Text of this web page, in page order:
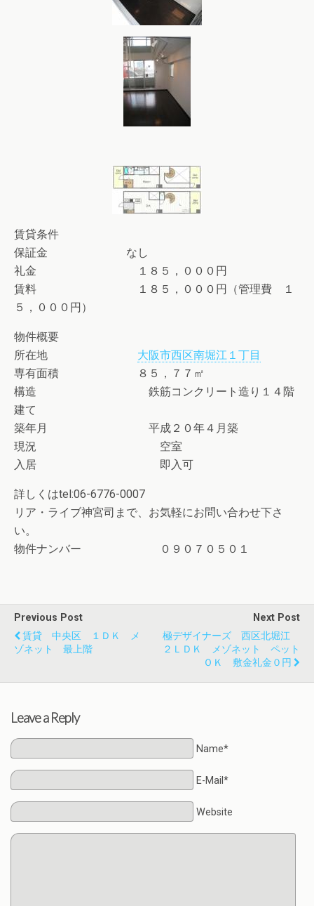
賃貸条件
保証金 なし
礼金 １８５，０００円
賃料 １８５，０００円（管理費 １
５，０００円）
物件概要
所在地 大阪市西区南堀江１丁目
専有面積 ８５，７７㎡
構造 鉄筋コンクリート造り１４階
建て
築年月 平成２０年４月築
現況 空室
入居 即入可
詳しくはtel:06-6776-0007
リア・ライブ神宮司まで、お気軽にお問い合わせ下さ
い。
物件ナンバー ０９０７０５０１
Previous Post
賃貸 中央区 １ＤＫ メ
ゾネット 最上階
Next Post
極デザイナーズ 西区北堀江
２ＬＤＫ メゾネット ペット
ＯＫ 敷金礼金０円
Leave a Reply
Name*
E-Mail*
Website